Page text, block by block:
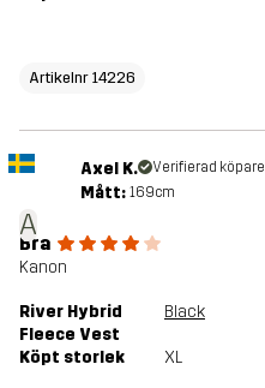
Artikelnr 14226
A
Axel K. Verifierad köpare
Mått: 169cm
Bra
Kanon
River Hybrid
Fleece Vest
Black
Köpt storlek XL